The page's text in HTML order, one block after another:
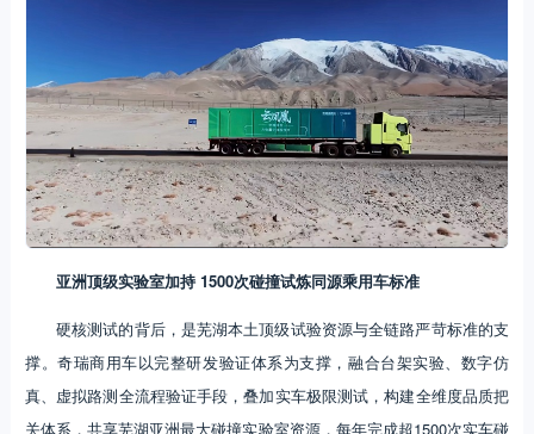
亚洲顶级实验室加持 1500次碰撞试炼同源乘用车标准
硬核测试的背后，是芜湖本土顶级试验资源与全链路严苛标准的支
撑。奇瑞商用车以完整研发验证体系为支撑，融合台架实验、数字仿
真、虚拟路测全流程验证手段，叠加实车极限测试，构建全维度品质把
关体系，共享芜湖亚洲最大碰撞实验室资源，每年完成超1500次实车碰